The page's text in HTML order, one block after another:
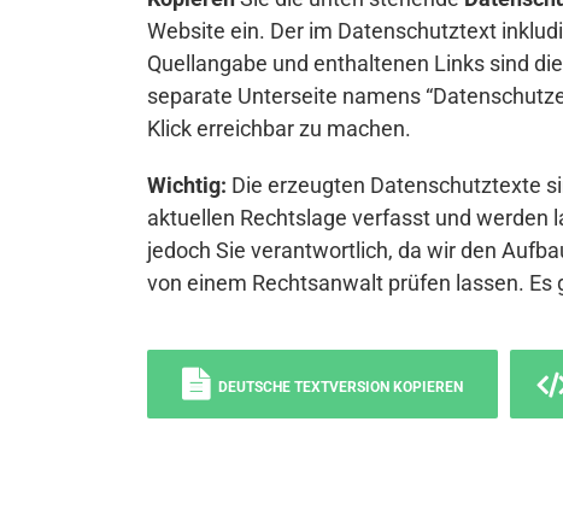
Website ein. Der im Datenschutztext
Quellangabe und enthaltenen Links sind
separate Unterseite namens
Klick erreichbar zu machen.
Wichtig: Die erzeugten Datenschutztexte
aktuellen Rechtslage verfasst und werden
jedoch Sie verantwortlich, da wir den
von einem Rechtsanwalt prüfen lassen. Es
DEUTSCHE TEXTVERSION KOPIEREN